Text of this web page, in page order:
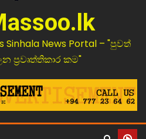
Sinhala News Portal – "පුවත්
ප්‍රවෘත්තිකාර කම"